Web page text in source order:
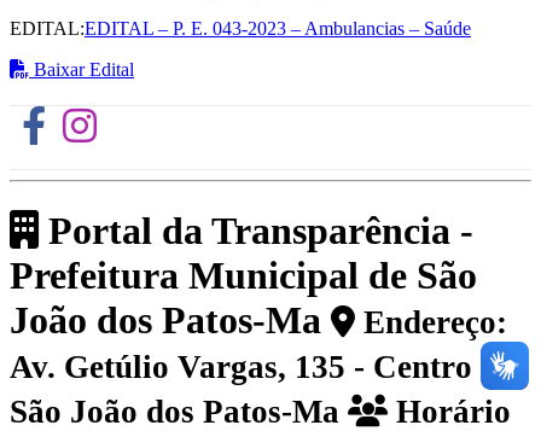
EDITAL:EDITAL – P. E. 043-2023 – Ambulancias – Saúde
Baixar Edital
Portal da Transparência -
Prefeitura Municipal de São
João dos Patos-Ma
Endereço:
Av. Getúlio Vargas, 135 - Centro |
São João dos Patos-Ma
Horário